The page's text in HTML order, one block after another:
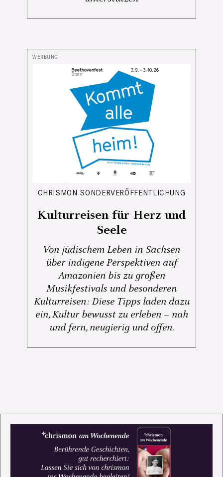
CHRISMON SONDERVERÖFFENTLICHUNG
Kulturreisen für Herz und
Seele
Von jüdischem Leben in Sachsen
über indigene Perspektiven auf
Amazonien bis zu großen
Musikfestivals und besonderen
Kulturreisen: Diese Tipps laden dazu
ein, Kultur bewusst zu erleben – nah
und fern, neugierig und offen.